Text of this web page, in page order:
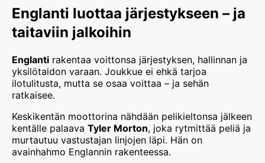
Englanti luottaa järjestykseen – ja
taitaviin jalkoihin
Englanti rakentaa voittonsa järjestyksen, hallinnan ja
yksilötaidon varaan. Joukkue ei ehkä tarjoa
ilotulitusta, mutta se osaa voittaa – ja sehän
ratkaisee.
Keskikentän moottorina nähdään pelikieltonsa jälkeen
kentälle palaava Tyler Morton, joka rytmittää peliä ja
murtautuu vastustajan linjojen läpi. Hän on
avainhahmo Englannin rakenteessa.